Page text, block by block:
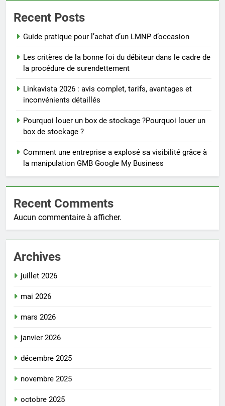
Recent Posts
Guide pratique pour l’achat d’un LMNP d’occasion
Les critères de la bonne foi du débiteur dans le cadre de
la procédure de surendettement
Linkavista 2026 : avis complet, tarifs, avantages et
inconvénients détaillés
Pourquoi louer un box de stockage ?Pourquoi louer un
box de stockage ?
Comment une entreprise a explosé sa visibilité grâce à
la manipulation GMB Google My Business
Recent Comments
Aucun commentaire à afficher.
Archives
juillet 2026
mai 2026
mars 2026
janvier 2026
décembre 2025
novembre 2025
octobre 2025